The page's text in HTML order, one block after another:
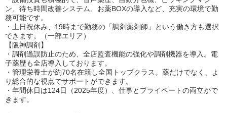
ン、待ち時間改善システム、お薬BOXの導入など、充実の環境で勤
務可能です。
・土日祝休み、19時まで勤務の「調剤薬剤師」という働き方も選択
できます。（一部エリア）
【阪神調剤】
・調剤過誤防止のため、全店監査機能の強化や調剤機器を導入。電
子薬歴も全店導入しております。
・管理栄養士が約70名在籍し全国トップクラス。薬だけでなく、よ
り総合的な視点でサポートができます。
・年間休日は124日（2025年度）、仕事とプライベートの両立がで
きます。